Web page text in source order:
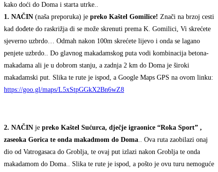
kako doći do Doma i starta utrke..
1. NAČIN (naša preporuka) je preko Kaštel Gomilice! Znači na brzoj cesti
kad dođete do raskrižja di se može skrenuti prema K. Gomilici, Vi skrećete
sjeverno uzbrdo… Odmah nakon 100m skrećete lijevo i onda se lagano
penjete uzbrdo.. Do glavnog makadamskog puta vodi kombinacija betona-
makadama ali je u dobrom stanju, a zadnja 2 km do Doma je široki
makadamski put. Slika te rute je ispod, a Google Maps GPS na ovom linku:
https://goo.gl/maps/L5xStpGGkX2Bn6wZ8
2. NAČIN je preko Kaštel Sućurca, dječje igraonice “Roka Sport” ,
zaseoka Gorica te onda makadmom do Doma.. Ova ruta zaobilazi onaj
dio od Vatrogasaca do Groblja, te ovaj put izlazi nakon Groblja te onda
makadamom do Doma.. Slika te rute je ispod, a pošto je ovu turu nemoguće